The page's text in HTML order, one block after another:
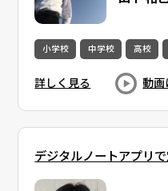
小学校 中学校 高校
詳しく見る 動画
デジタルノートアプリ